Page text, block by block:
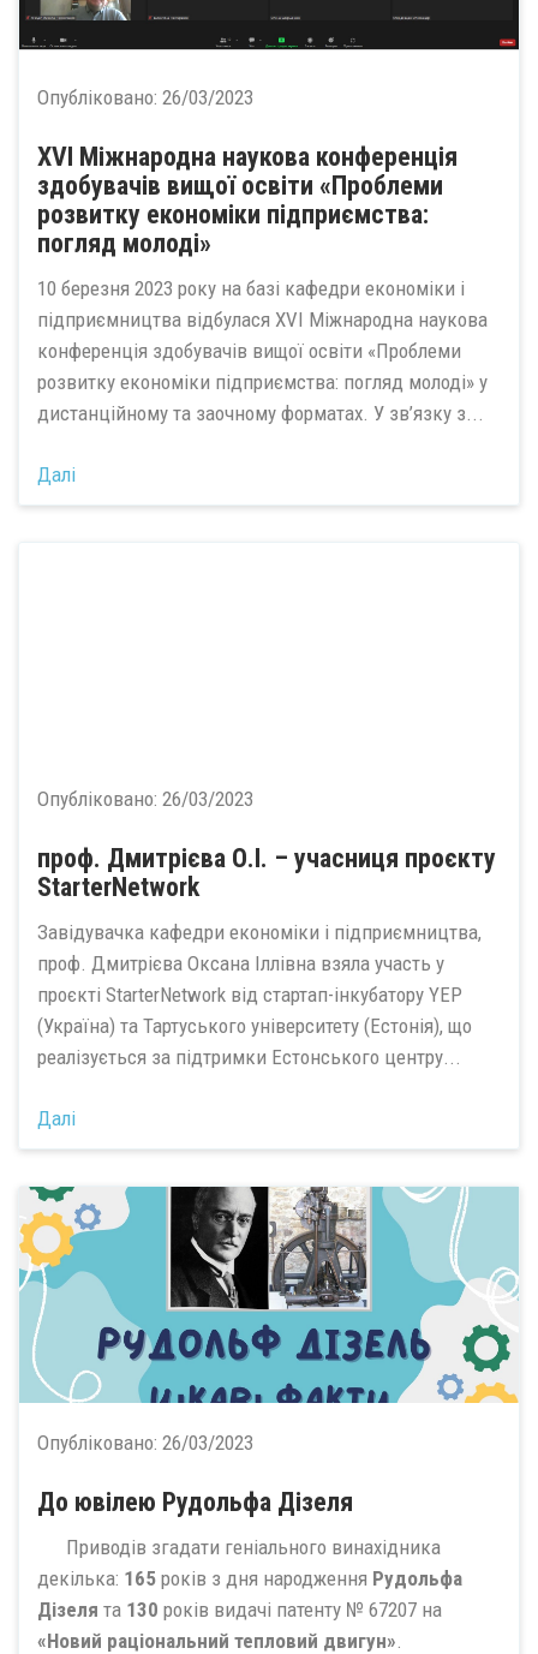
Опубліковано: 26/03/2023
ХVІ Міжнародна наукова конференція
здобувачів вищої освіти «Проблеми
розвитку економіки підприємства:
погляд молоді»
10 березня 2023 року на базі кафедри економіки і
підприємництва відбулася ХVІ Міжнародна наукова
конференція здобувачів вищої освіти «Проблеми
розвитку економіки підприємства: погляд молоді» у
дистанційному та заочному форматах. У зв’язку з...
Далі
Опубліковано: 26/03/2023
проф. Дмитрієва О.І. – учасниця проєкту
StarterNetwork
Завідувачка кафедри економіки і підприємництва,
проф. Дмитрієва Оксана Іллівна взяла участь у
проєкті StarterNetwork від стартап-інкубатору YEP
(Україна) та Тартуського університету (Естонія), що
реалізується за підтримки Естонського центру...
Далі
Опубліковано: 26/03/2023
До ювілею Рудольфа Дізеля
Приводів згадати геніального винахідника
декілька: 165 років з дня народження Рудольфа
Дізеля та 130 років видачі патенту № 67207 на
«Новий раціональний тепловий двигун».